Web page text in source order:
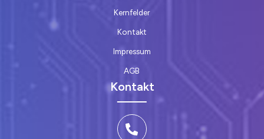
Kernfelder
Kontakt
Impressum
AGB
Kontakt